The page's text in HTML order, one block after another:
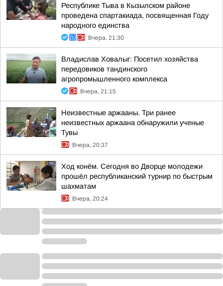
Республике Тыва в Кызылском районе
проведена спартакиада, посвященная Году
народного единства
Вчера, 21:30
Владислав Ховалыг: Посетил хозяйства
передовиков тандинского
агропромышленного комплекса
Вчера, 21:15
Неизвестные аржааны. Три ранее
неизвестных аржаана обнаружили ученые
Тувы
Вчера, 20:37
Ход конём. Сегодня во Дворце молодежи
прошёл республиканский турнир по быстрым
шахматам
Вчера, 20:24